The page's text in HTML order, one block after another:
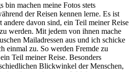
bin machen meine Fotos stets
der Reisen kennen lerne. Es ist
andere davon sind, ein Teil meiner Reise
werden. Mit jedem von ihnen mache
Mailadressen aus und ich schicke
einmal zu. So werden Fremde zu
Teil meiner Reise. Besonders
Blickwinkel der Menschen,